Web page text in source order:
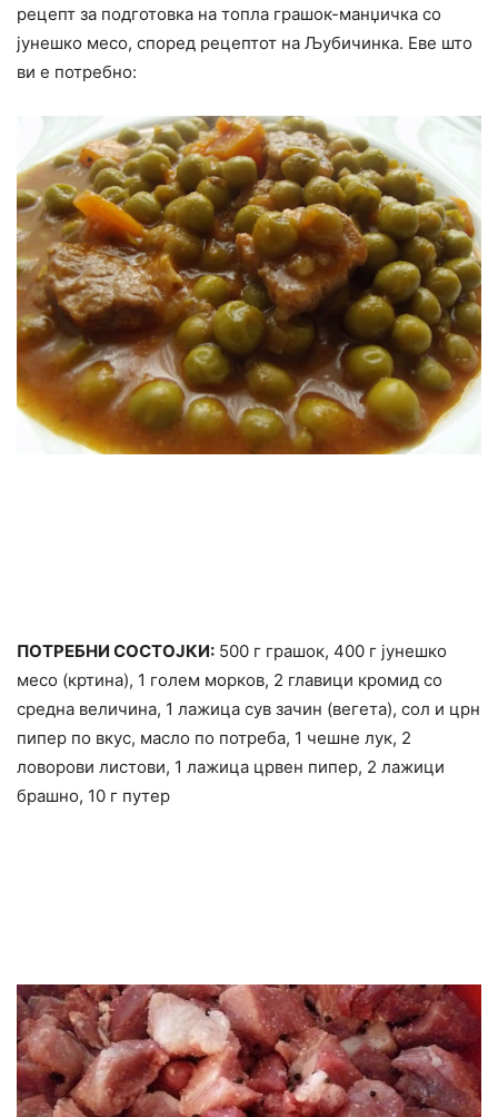
рецепт за подготовка на топла грашок-манџичка со
јунешко месо, според рецептот на Љубичинка. Еве што
ви е потребно:
ПОТРЕБНИ СОСТОЈКИ: 500 г грашок, 400 г јунешко
месо (кртина), 1 голем морков, 2 главици кромид со
средна величина, 1 лажица сув зачин (вегета), сол и црн
пипер по вкус, масло по потреба, 1 чешне лук, 2
ловорови листови, 1 лажица црвен пипер, 2 лажици
брашно, 10 г путер